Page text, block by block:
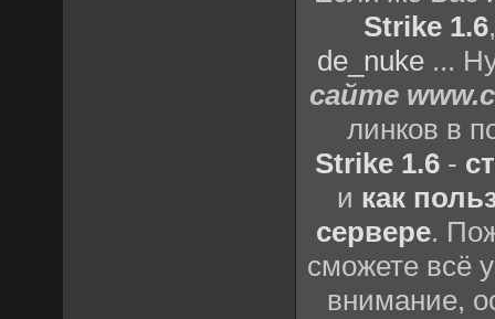
Strike 1.6
de_nuke...
сайте
линков в
Strike 1.6-
и как
сервере.
сможете всё
внимание,